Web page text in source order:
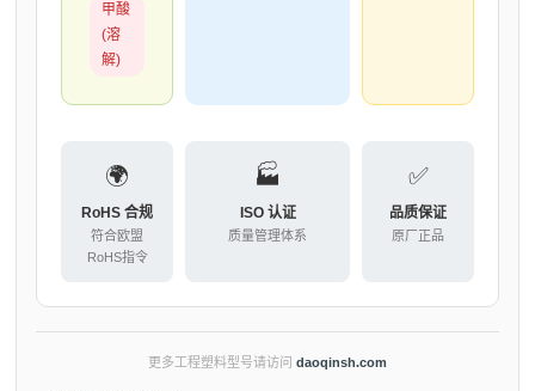
甲酸
(溶
解)
🌍
RoHS 合规
符合欧盟
RoHS指令
🏭
ISO 认证
质量管理体系
✅
品质保证
原厂正品
更多工程塑料型号请访问 daoqinsh.com